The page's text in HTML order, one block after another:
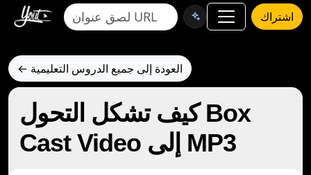
اشتراك
← العودة إلى جميع الدروس التعليمية
كيف تشكل التحول Box
Cast Video إلى MP3